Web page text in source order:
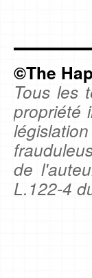
©The
Tous les
propriété
de
L.122-4